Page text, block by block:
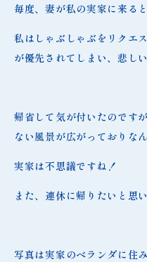
毎度、妻が私の実家に来る
私はしゃぶしゃぶをリクエ
が優先されてしまい、悲し
帰省して気が付いたのです
ない風景が広がっておりな
実家は不思議ですね！
また、連休に帰りたいと思い
写真は実家のベランダに住